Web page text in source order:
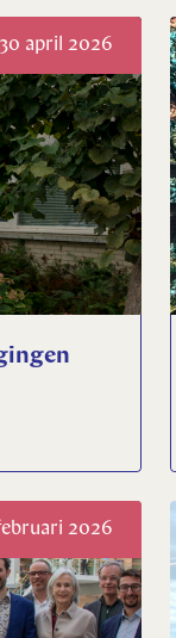
30 april 2026
2026